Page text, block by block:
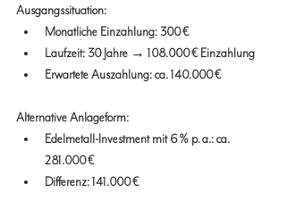
Ausgangssituation:
Monatliche Einzahlung: 300 €
Laufzeit: 30 Jahre → 108.000 € Einzahlung
Erwartete Auszahlung: ca. 140.000 €
Alternative Anlageform:
Edelmetall-Investment mit 6 % p. a.: ca.
281.000 €
Differenz: 141.000 €